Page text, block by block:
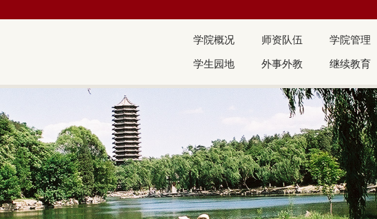
学院概况 师资队伍 学院管理
学生园地 外事外教 继续教育